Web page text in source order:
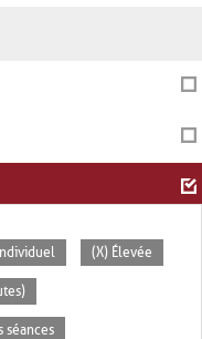
(X) Élevée
séances